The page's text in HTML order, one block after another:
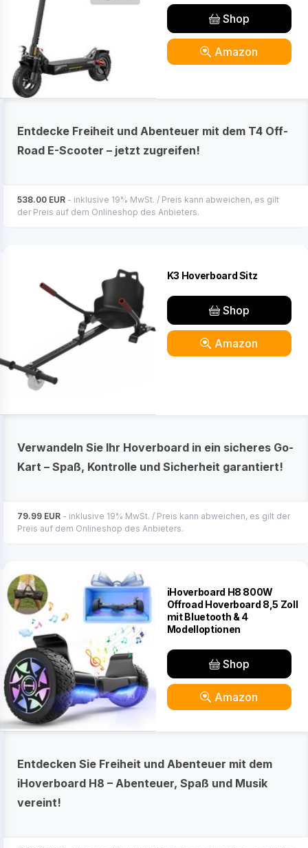
Shop
Amazon
Entdecke Freiheit und Abenteuer mit dem T4 Off-
Road E-Scooter – jetzt zugreifen!
538.00 EUR - inklusive 19% MwSt. / Preis kann abweichen, es gilt
der Preis auf dem Onlineshop des Anbieters.
K3 Hoverboard Sitz
Shop
Amazon
Verwandeln Sie Ihr Hoverboard in ein sicheres Go-
Kart – Spaß, Kontrolle und Sicherheit garantiert!
79.99 EUR - inklusive 19% MwSt. / Preis kann abweichen, es gilt der
Preis auf dem Onlineshop des Anbieters.
iHoverboard H8 800W
Offroad Hoverboard 8,5 Zoll
mit Bluetooth & 4
Modelloptionen
Shop
Amazon
Entdecken Sie Freiheit und Abenteuer mit dem
iHoverboard H8 – Abenteuer, Spaß und Musik
vereint!